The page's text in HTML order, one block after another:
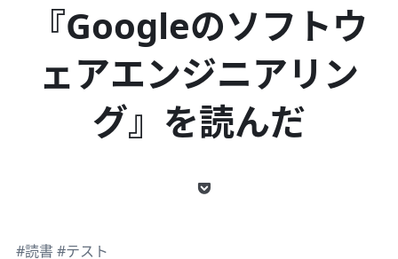
『Googleのソフトウ
ェアエンジニアリン
グ』を読んだ
#読書 #テスト